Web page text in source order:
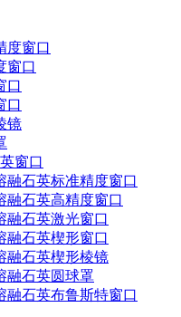
度窗口
窗口
口
口
镜
窗口
融石英标准精度窗口
融石英高精度窗口
融石英激光窗口
融石英楔形窗口
融石英楔形棱镜
融石英圆球罩
融石英布鲁斯特窗口